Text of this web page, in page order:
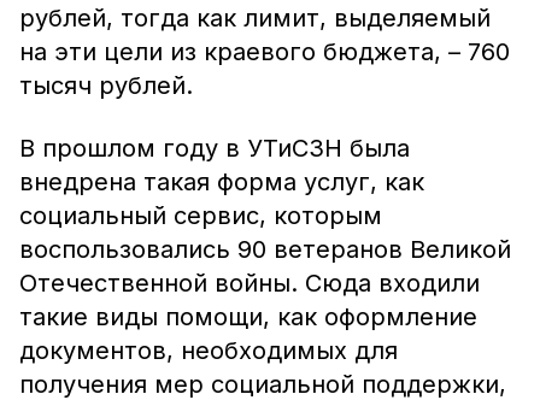
рублей, тогда как лимит, выделяемый
на эти цели из краевого бюджета, – 760
тысяч рублей.
В прошлом году в УТиСЗН была
внедрена такая форма услуг, как
социальный сервис, которым
воспользовались 90 ветеранов Великой
Отечественной войны. Сюда входили
такие виды помощи, как оформление
документов, необходимых для
получения мер социальной поддержки,